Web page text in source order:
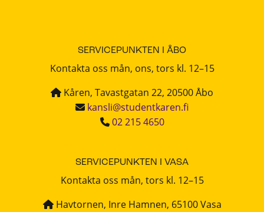
SERVICEPUNKTEN I ÅBO
Kontakta oss mån, ons, tors kl. 12–15
Kåren, Tavastgatan 22, 20500 Åbo
kansli@studentkaren.fi
02 215 4650
SERVICEPUNKTEN I VASA
Kontakta oss mån, tors kl. 12–15
Havtornen, Inre Hamnen, 65100 Vasa